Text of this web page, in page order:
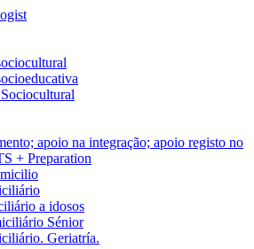
apoio na integração; apoio registo no
+ Preparation
a idosos
Sénior
Geriatría.